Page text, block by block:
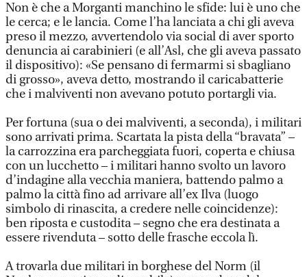
Non è che a Morganti manchino le sfide: lui è uno che
le cerca; e le lancia. Come l’ha lanciata a chi gli aveva
preso il mezzo, avvertendolo via social di aver sporto
denuncia ai carabinieri (e all’Asl, che gli aveva passato
il dispositivo): «Se pensano di fermarmi si sbagliano
di grosso», aveva detto, mostrando il caricabatterie
che i malviventi non avevano potuto portargli via.
Per fortuna (sua o dei malviventi, a seconda), i militari
sono arrivati prima. Scartata la pista della “bravata” –
la carrozzina era parcheggiata fuori, coperta e chiusa
con un lucchetto – i militari hanno svolto un lavoro
d’indagine alla vecchia maniera, battendo palmo a
palmo la città fino ad arrivare all’ex Ilva (luogo
simbolo di rinascita, a credere nelle coincidenze):
ben riposta e custodita – segno che era destinata a
essere rivenduta – sotto delle frasche eccola lì.
A trovarla due militari in borghese del Norm (il